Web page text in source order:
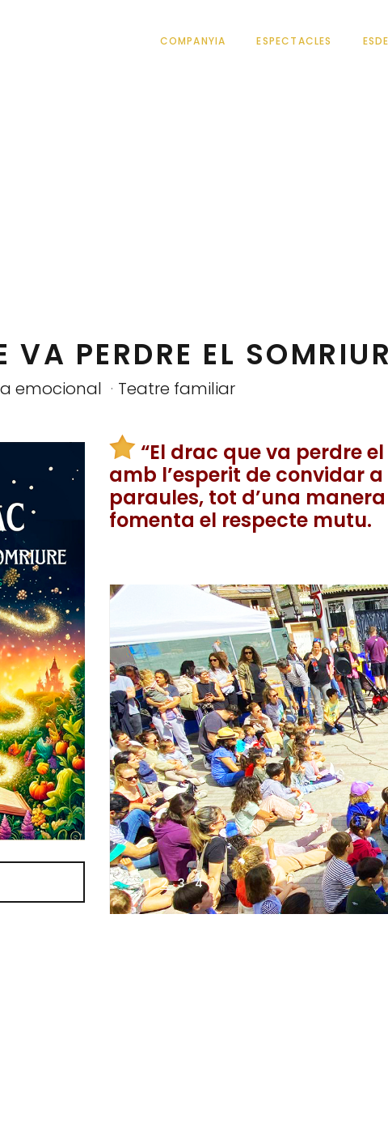
COMPANYIA ESPECTACLES
VA PERDRE EL
emocional Teatre familiar
“El drac que va perdre
amb l’esperit de convidar
paraules, tot d’una
fomenta el respecte mutu.